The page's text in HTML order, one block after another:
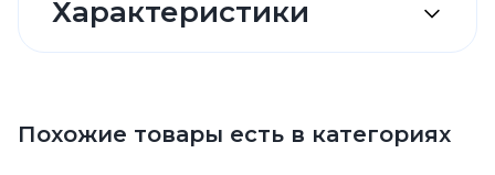
Характеристики
Похожие товары есть в категориях